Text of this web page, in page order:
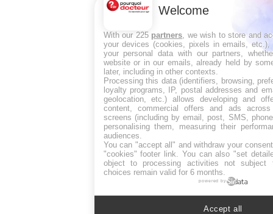
Welcome
With our 225 partners , we wish to store and
your devices (cookies, pixels in emails, etc.),
your personal data with our partners,
website or in our emails, already held by
later, including in other contexts.
Processing this data (identifiers, browsing,
loyalty programs, IP, postal addresses and
geolocation, etc.) allows developing and
content, commercial offers and ads
screens (including by email, post, SMS,
personalising them, measuring their
audiences.
You can "accept all" and withdraw your
"cookies" footer link . You can also "set
object to processing activities not subject
choices remain valid for 6 months.
powered by
Accept all